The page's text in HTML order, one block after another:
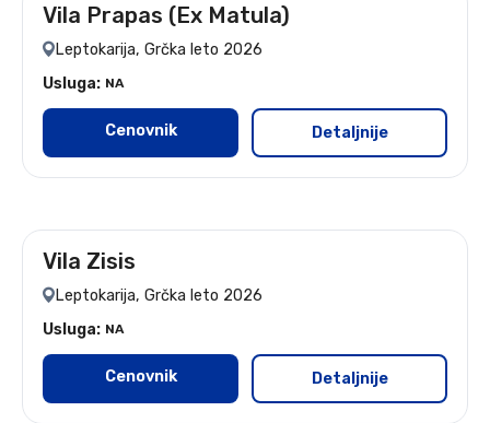
Vila Prapas (Ex Matula)
Leptokarija, Grčka leto 2026
Usluga: NA
Cenovnik Detaljnije
Vila Zisis
Leptokarija, Grčka leto 2026
Usluga: NA
Cenovnik Detaljnije